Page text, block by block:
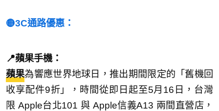
🟡3C通路優惠：
📍蘋果手機：
蘋果為響應世界地球日，推出期間限定的「舊機回
收享配件9折」，時間從即日起至5月16日，台灣
限 Apple台北101 與 Apple信義A13 兩間直營店，